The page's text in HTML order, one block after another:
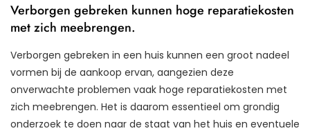
Verborgen gebreken kunnen hoge reparatiekosten
met zich meebrengen.
Verborgen gebreken in een huis kunnen een groot nadeel
vormen bij de aankoop ervan, aangezien deze
onverwachte problemen vaak hoge reparatiekosten met
zich meebrengen. Het is daarom essentieel om grondig
onderzoek te doen naar de staat van het huis en eventuele